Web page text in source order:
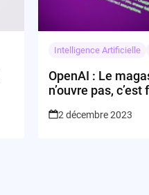
Intelligence Artificielle
OpenAI : Le
n’ouvre pas,
2 décembre 2023